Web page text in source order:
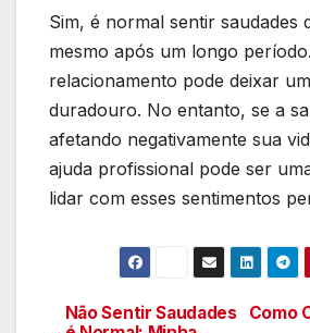
Sim, é normal sentir saudades
mesmo após um longo
relacionamento pode deixar
duradouro. No entanto, se a
afetando negativamente sua
ajuda profissional pode ser
lidar com esses sentimentos
Como
Não Sentir Saudades